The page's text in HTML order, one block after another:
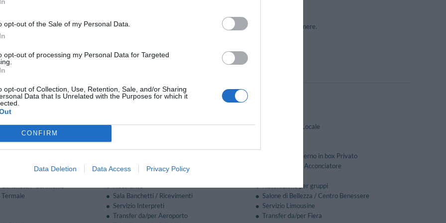
opt-out of the Sale of my Personal Data.
opt-out of processing my Personal Data for Targeted
opt-out of Collection, Use, Retention, Sale, and/or Sharing
Data that Is Unrelated with the Purposes for which it
CONFIRM
Data Deletion Data Access Privacy Policy
di 3 sale dotate di moderne tecnologie per l'allestimento di meeting, conferenze ed eventi di vario genere.
luminose, impianto di amplificazione, videoproiettore.
inoltre del servizio di guardaroba, di traduzione simultanea e di transfer.
Break, Light Lunch, colazioni di lavoro, cene di gala.
ad Internet
Cucina Dietetica
Cucina Tipica Locale
Parcheggio Interno in box Privato
Parcheggio Interno non Coperto
Parrucchiere / Acconciatore
Ristorazione per gruppi
Sala Banchetti / Ricevimenti
Salone di Bellezza / Centro Benessere
Servizio Interpreti
Servizio Limousine
Transfer da/per Aeroporto
Transfer da/per Fiera